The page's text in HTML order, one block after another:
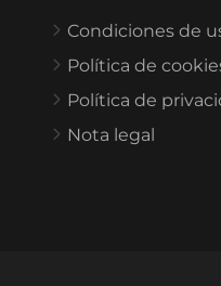
Condiciones de
Política de
Política de
Nota legal